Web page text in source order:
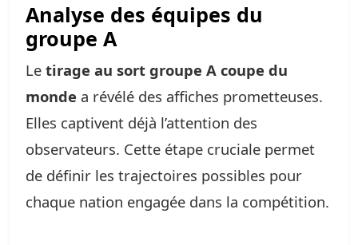
Analyse des équipes du
groupe A
Le tirage au sort groupe A coupe du
monde a révélé des affiches prometteuses.
Elles captivent déjà l’attention des
observateurs. Cette étape cruciale permet
de définir les trajectoires possibles pour
chaque nation engagée dans la compétition.